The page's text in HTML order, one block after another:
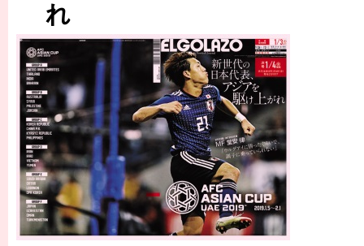
［3222号］史上最大のW杯開幕 注目は「個」
長谷川 アーリアジャスールさんがシンポジウム「気候変動から命
れ